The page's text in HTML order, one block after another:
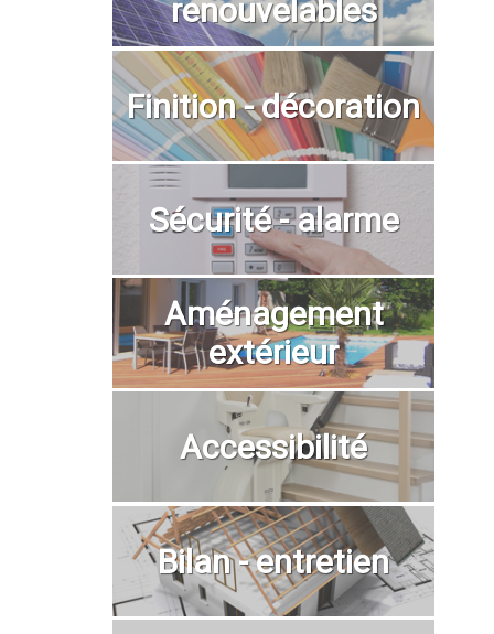
renouvelables
Finition - décoration
Sécurité - alarme
Aménagement
extérieur
Accessibilité
Bilan - entretien